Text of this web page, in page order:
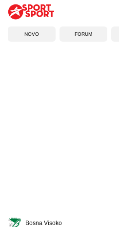
NOVO FORUM
Bosna Visoko